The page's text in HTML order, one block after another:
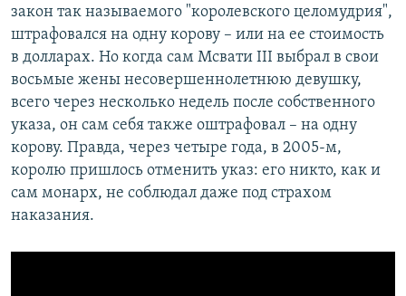
закон так называемого "королевского целомудрия",
штрафовался на одну корову – или на ее стоимость
в долларах. Но когда сам Мсвати III выбрал в свои
восьмые жены несовершеннолетнюю девушку,
всего через несколько недель после собственного
указа, он сам себя также оштрафовал – на одну
корову. Правда, через четыре года, в 2005-м,
королю пришлось отменить указ: его никто, как и
сам монарх, не соблюдал даже под страхом
наказания.